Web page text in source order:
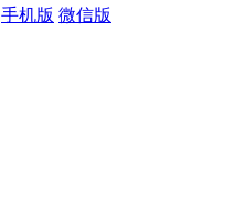
手机版 微信版